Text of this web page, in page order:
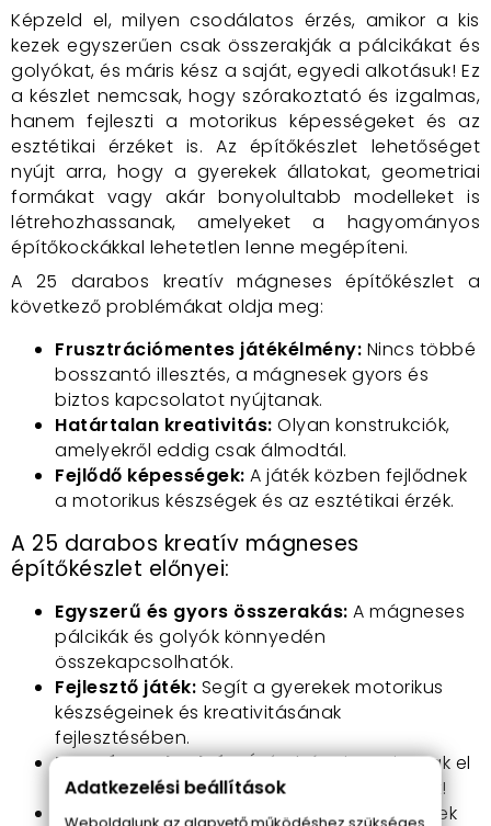
Képzeld el, milyen csodálatos érzés, amikor a kis
kezek egyszerűen csak összerakják a pálcikákat és
golyókat, és máris kész a saját, egyedi alkotásuk! Ez
a készlet nemcsak, hogy szórakoztató és izgalmas,
hanem fejleszti a motorikus képességeket és az
esztétikai érzéket is. Az építőkészlet lehetőséget
nyújt arra, hogy a gyerekek állatokat, geometriai
formákat vagy akár bonyolultabb modelleket is
létrehozhassanak, amelyeket a hagyományos
építőkockákkal lehetetlen lenne megépíteni.
A 25 darabos kreatív mágneses építőkészlet a
következő problémákat oldja meg:
Frusztrációmentes játékélmény: Nincs többé
bosszantó illesztés, a mágnesek gyors és
biztos kapcsolatot nyújtanak.
Határtalan kreativitás: Olyan konstrukciók,
amelyekről eddig csak álmodtál.
Fejlődő képességek: A játék közben fejlődnek
a motorikus készségek és az esztétikai érzék.
A 25 darabos kreatív mágneses
építőkészlet előnyei:
Egyszerű és gyors összerakás: A mágneses
pálcikák és golyók könnyedén
összekapcsolhatók.
Fejlesztő játék: Segít a gyerekek motorikus
készségeinek és kreativitásának
fejlesztésében.
Kreatív szabadság:Építs bármit, amit csak el
tudsz képzelni, a lehetőségek határtalanok!
Biztonságos és színes:A több színű elemek
Adatkezelési beállítások